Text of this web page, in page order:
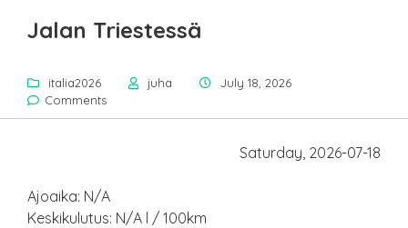
Jalan Triestessä
italia2026 juha
July 18, 2026
Comments
Saturday, 2026-07-18
Ajoaika: N/A
Keskikulutus: N/A l / 100km